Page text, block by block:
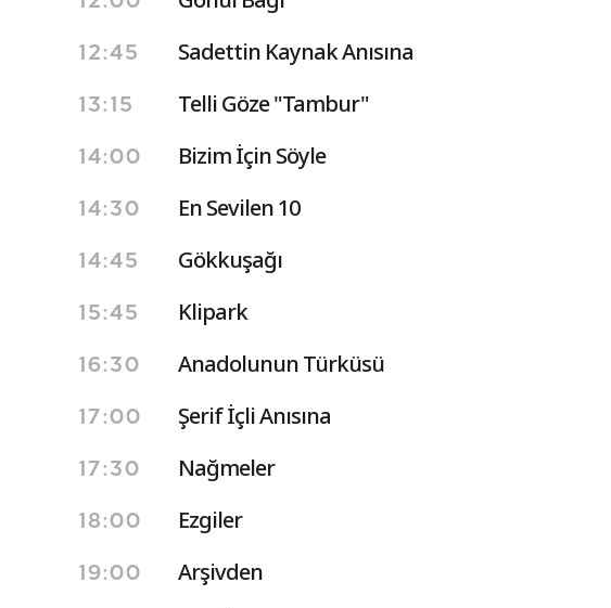
12:45 Sadettin Kaynak Anısına
13:15 Telli Göze "Tambur"
14:00 Bizim İçin Söyle
14:30 En Sevilen 10
14:45 Gökkuşağı
15:45 Klipark
16:30 Anadolunun Türküsü
17:00 Şerif İçli Anısına
17:30 Nağmeler
18:00 Ezgiler
19:00 Arşivden